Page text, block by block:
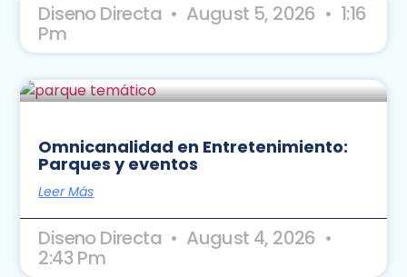
Diseno Directa August 5, 2026 1:16
Pm
Omnicanalidad en Entretenimiento:
Parques y eventos
Leer Más
Diseno Directa August 4, 2026
2:43 Pm